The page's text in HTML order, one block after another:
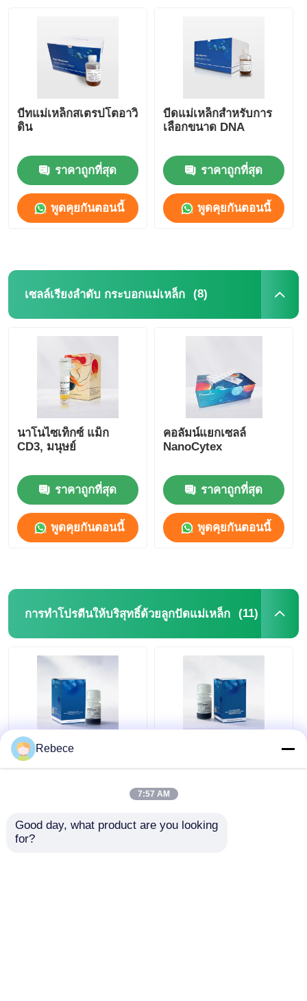
เกี่ยวกับเรา
ทัวร์โรงงาน
การควบคุมคุณภาพ
ติดต่อเรา
ขอทุน
กลีบแม่เหล็ก การสกัดกรดนิวเคลียค
ชุดสกัด DNA / RNA
การทำโปรตีนให้บริสุทธิ์ด้วยลูกปัดแม่เหล็ก
บีทแม่เหล็กสเตรปโตอาวิ
ดิน
ราคาถูกที่สุด
พูดคุยกันตอนนี้
บีดแม่เหล็กสำหรับการ
เลือกขนาด DNA
ราคาถูกที่สุด
พูดคุยกันตอนนี้
เซลล์เรียงลําดับ กระบอกแม่เหล็ก (8)
นาโนไซเท็กซ์ แม็ก
CD3, มนุษย์
ราคาถูกที่สุด
พูดคุยกันตอนนี้
คอลัมน์แยกเซลล์
NanoCytex
ราคาถูกที่สุด
พูดคุยกันตอนนี้
การทำโปรตีนให้บริสุทธิ์ด้วยลูกปัดแม่เหล็ก (11)
Rebeads ลูกปัดแม่เหล็ก
Magrose NTA-Ni
เหล็ก
Rebece
7:57 AM
Good day, what product are you looking
for?